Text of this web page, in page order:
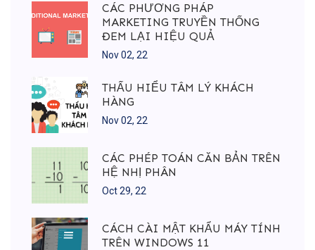
CÁC PHƯƠNG PHÁP
MARKETING TRUYỀN THỐNG
ĐEM LẠI HIỆU QUẢ
Nov 02, 22
THẤU HIỂU TÂM LÝ KHÁCH
HÀNG
Nov 02, 22
CÁC PHÉP TOÁN CĂN BẢN TRÊN
HỆ NHỊ PHÂN
Oct 29, 22
CÁCH CÀI MẬT KHẨU MÁY TÍNH
TRÊN WINDOWS 11